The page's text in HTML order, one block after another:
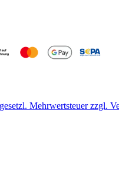
Mehrwertsteuer zzgl.